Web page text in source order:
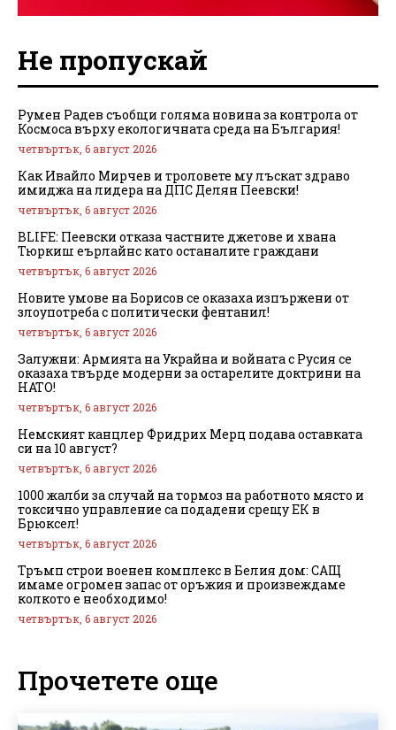
Не пропускай
Румен Радев съобщи голяма новина за контрола от
Космоса върху екологичната среда на България!
четвъртък, 6 август 2026
Как Ивайло Мирчев и троловете му лъскат здраво
имиджа на лидера на ДПС Делян Пеевски!
четвъртък, 6 август 2026
BLIFE: Пеевски отказа частните джетове и хвана
Тюркиш еърлайнс като останалите граждани
четвъртък, 6 август 2026
Новите умове на Борисов се оказаха изпържени от
злоупотреба с политически фентанил!
четвъртък, 6 август 2026
Залужни: Армията на Украйна и войната с Русия се
оказаха твърде модерни за остарелите доктрини на
НАТО!
четвъртък, 6 август 2026
Немският канцлер Фридрих Мерц подава оставката
си на 10 август?
четвъртък, 6 август 2026
1000 жалби за случай на тормоз на работното място и
токсично управление са подадени срещу ЕК в
Брюксел!
четвъртък, 6 август 2026
Тръмп строи военен комплекс в Белия дом: САЩ
имаме огромен запас от оръжия и произвеждаме
колкото е необходимо!
четвъртък, 6 август 2026
Прочетете още